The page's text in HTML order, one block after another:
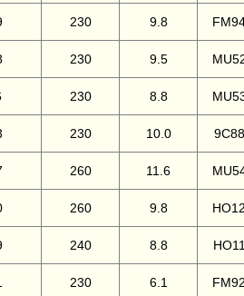
230 9.8
230 9.5
230 8.8
230 10.0
260 11.6
260 9.8
240 8.8
230 6.1